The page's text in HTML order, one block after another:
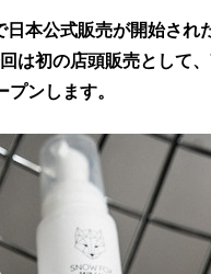
本公式販売が開始され
は初の店頭販売として
ンします。